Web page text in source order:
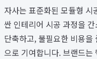
자사는 표준화된 모듈형 시
싼 인테리어 시공 과정을
단축하고, 불필요한 비용을
으로 기여합니다. 브랜드는